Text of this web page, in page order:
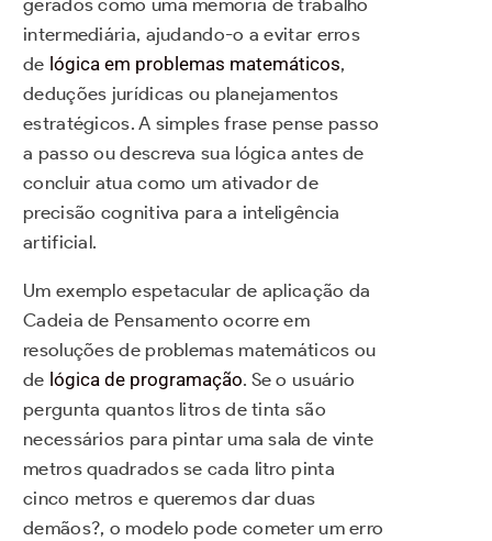
gerados como uma memória de trabalho
intermediária, ajudando-o a evitar erros
de lógica em problemas matemáticos,
deduções jurídicas ou planejamentos
estratégicos. A simples frase pense passo
a passo ou descreva sua lógica antes de
concluir atua como um ativador de
precisão cognitiva para a inteligência
artificial.
Um exemplo espetacular de aplicação da
Cadeia de Pensamento ocorre em
resoluções de problemas matemáticos ou
de lógica de programação. Se o usuário
pergunta quantos litros de tinta são
necessários para pintar uma sala de vinte
metros quadrados se cada litro pinta
cinco metros e queremos dar duas
demãos?, o modelo pode cometer um erro